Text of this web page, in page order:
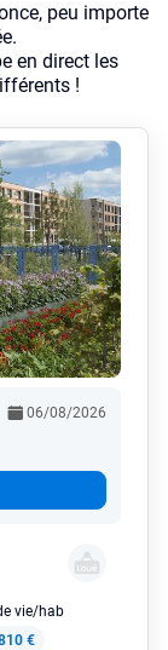
peu importe
en direct les
!
06/08/2026
vie/hab
€